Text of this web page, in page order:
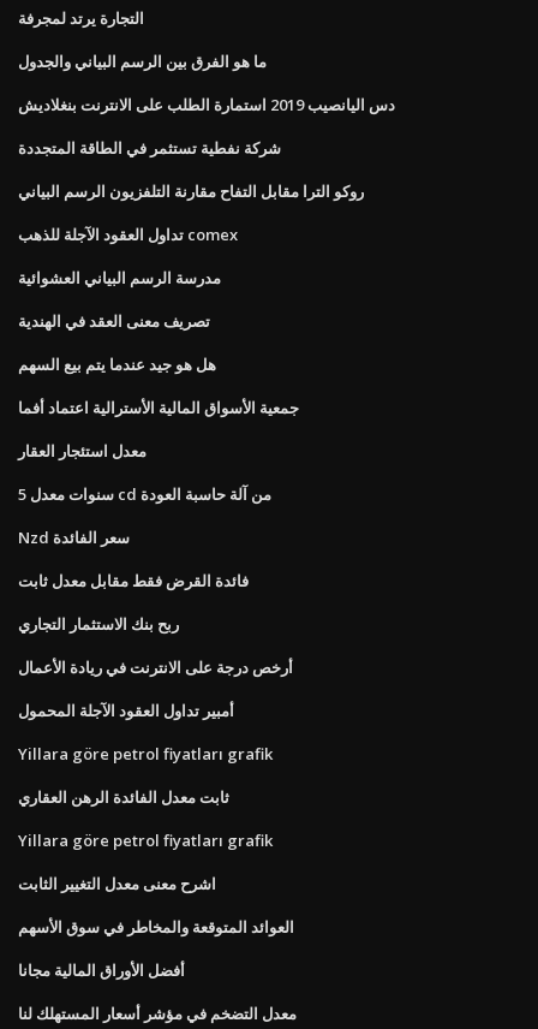
التجارة يرتد لمجرفة
ما هو الفرق بين الرسم البياني والجدول
دس اليانصيب 2019 استمارة الطلب على الانترنت بنغلاديش
شركة نفطية تستثمر في الطاقة المتجددة
روكو الترا مقابل التفاح مقارنة التلفزيون الرسم البياني
تداول العقود الآجلة للذهب comex
مدرسة الرسم البياني العشوائية
تصريف معنى العقد في الهندية
هل هو جيد عندما يتم بيع السهم
جمعية الأسواق المالية الأسترالية اعتماد أفما
معدل استئجار العقار
5 سنوات معدل cd من آلة حاسبة العودة
Nzd سعر الفائدة
فائدة القرض فقط مقابل معدل ثابت
ربح بنك الاستثمار التجاري
أرخص درجة على الانترنت في ريادة الأعمال
أمبير تداول العقود الآجلة المحمول
Yillara göre petrol fiyatları grafik
ثابت معدل الفائدة الرهن العقاري
Yillara göre petrol fiyatları grafik
اشرح معنى معدل التغيير الثابت
العوائد المتوقعة والمخاطر في سوق الأسهم
أفضل الأوراق المالية مجانا
معدل التضخم في مؤشر أسعار المستهلك لنا